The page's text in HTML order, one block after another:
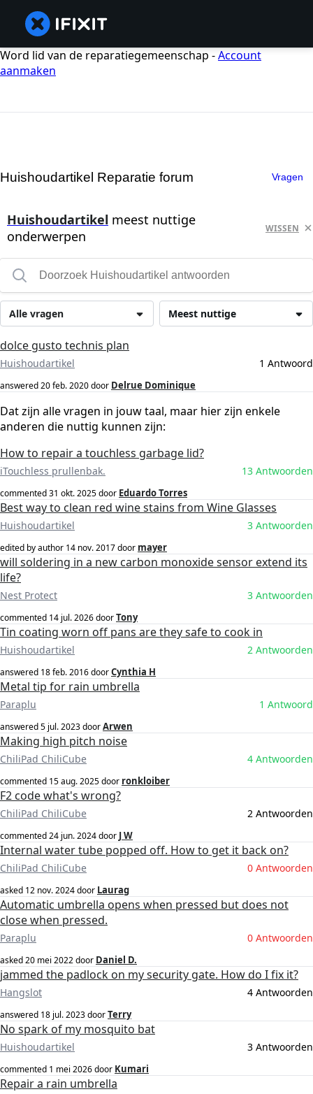
Word lid van de reparatiegemeenschap -Account
aanmaken
Huishoudartikel Reparatie forum Vragen
Huishoudartikel meest nuttige
onderwerpen
WISSEN
Meest nuttige
Alle vragen
dolce gusto technis plan
Huishoudartikel 1 Antwoord
answered20 feb. 2020door Delrue Dominique
Dat zijn alle vragen in jouw taal, maar hier zijn enkele
anderen die nuttig kunnen zijn:
How to repair a touchless garbage lid?
iTouchless prullenbak. 13 Antwoorden
commented31 okt. 2025door Eduardo Torres
Best way to clean red wine stains from Wine Glasses
Huishoudartikel 3 Antwoorden
edited by author 14 nov. 2017door mayer
will soldering in a new carbon monoxide sensor extend its
life?
Nest Protect 3 Antwoorden
commented 14 jul. 2026doorTony
Tin coating worn off pans are they safe to cook in
Huishoudartikel 2 Antwoorden
answered 18 feb. 2016doorCynthia H
Metal tip for rain umbrella
Paraplu 1 Antwoord
answered5 jul. 2023doorArwen
Making high pitch noise
ChiliPad ChiliCube 4 Antwoorden
commented 15 aug. 2025door ronkloiber
F2 code what's wrong?
ChiliPad ChiliCube 2 Antwoorden
commented24 jun. 2024door J W
Internal water tube popped off. How to get it back on?
ChiliPad ChiliCube 0 Antwoorden
asked 12 nov. 2024door Laurag
Automatic umbrella opens when pressed but does not
close when pressed.
Paraplu 0 Antwoorden
asked20 mei 2022door Daniel D.
jammed the padlock on my security gate. How do I fix it?
Hangslot 4 Antwoorden
answered 18 jul. 2023doorTerry
No spark of my mosquito bat
Huishoudartikel 3 Antwoorden
commented 1 mei 2026door Kumari
Repair a rain umbrella